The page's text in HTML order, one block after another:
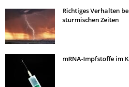
Richtiges Verhalten
stürmischen Zeiten
mRNA-Impfstoffe im